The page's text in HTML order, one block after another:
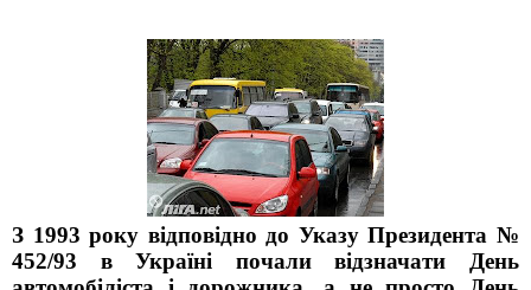
З 1993 року відповідно до Указу Президента №
452/93 в Україні почали відзначати День